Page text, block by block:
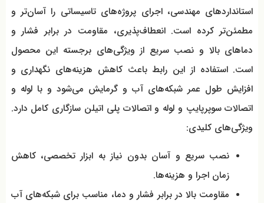
استانداردهای مهندسی، اجرای پروژه‌های تاسیساتی را آسان‌تر و
مطمئن‌تر کرده است. انعطاف‌پذیری، مقاومت در برابر فشار و
دماهای بالا و نصب سریع از ویژگی‌های برجسته این محصول
است. استفاده از این رابط باعث کاهش هزینه‌های نگهداری و
افزایش طول عمر شبکه‌های آب و گرمایش می‌شود و با لوله و
اتصالات سوپرپایپ و لوله و اتصالات پلی اتیلن سازگاری کامل دارد.
ویژگی‌های کلیدی:
نصب سریع و آسان بدون نیاز به ابزار تخصصی، کاهش
زمان اجرا و هزینه‌ها.
مقاومت بالا در برابر فشار و دما، مناسب برای شبکه‌های آب